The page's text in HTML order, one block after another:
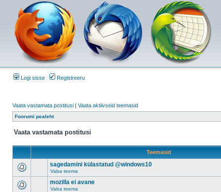
Logi sisse Registreeru
Vaata vastamata postitusi | Vaata aktiivseid teemasid
Foorumi pealeht
Vaata vastamata postitusi
Teemasid
sagedamini külastatud @windows10
Vaba teema
mozilla ei avane
Vaba teema